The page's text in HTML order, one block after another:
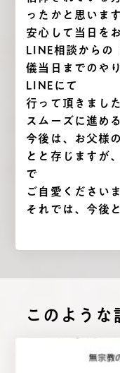
ったかと思いま
安心して当日を
LINE相談からの
儀当日までのや
LINEにて
行って頂きまし
スムーズに進め
今後は、お父様
とと存じますが
で
ご自愛ください
それでは、今後
このような